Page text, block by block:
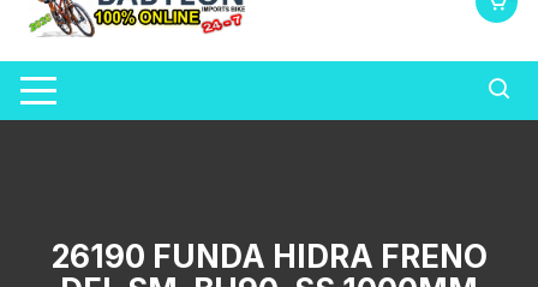
26190 FUNDA HIDRA FRENO